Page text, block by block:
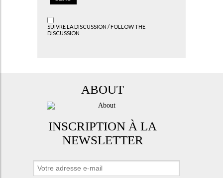
SUIVRE LA DISCUSSION / FOLLOW THE
DISCUSSION
ABOUT
INSCRIPTION À LA
NEWSLETTER